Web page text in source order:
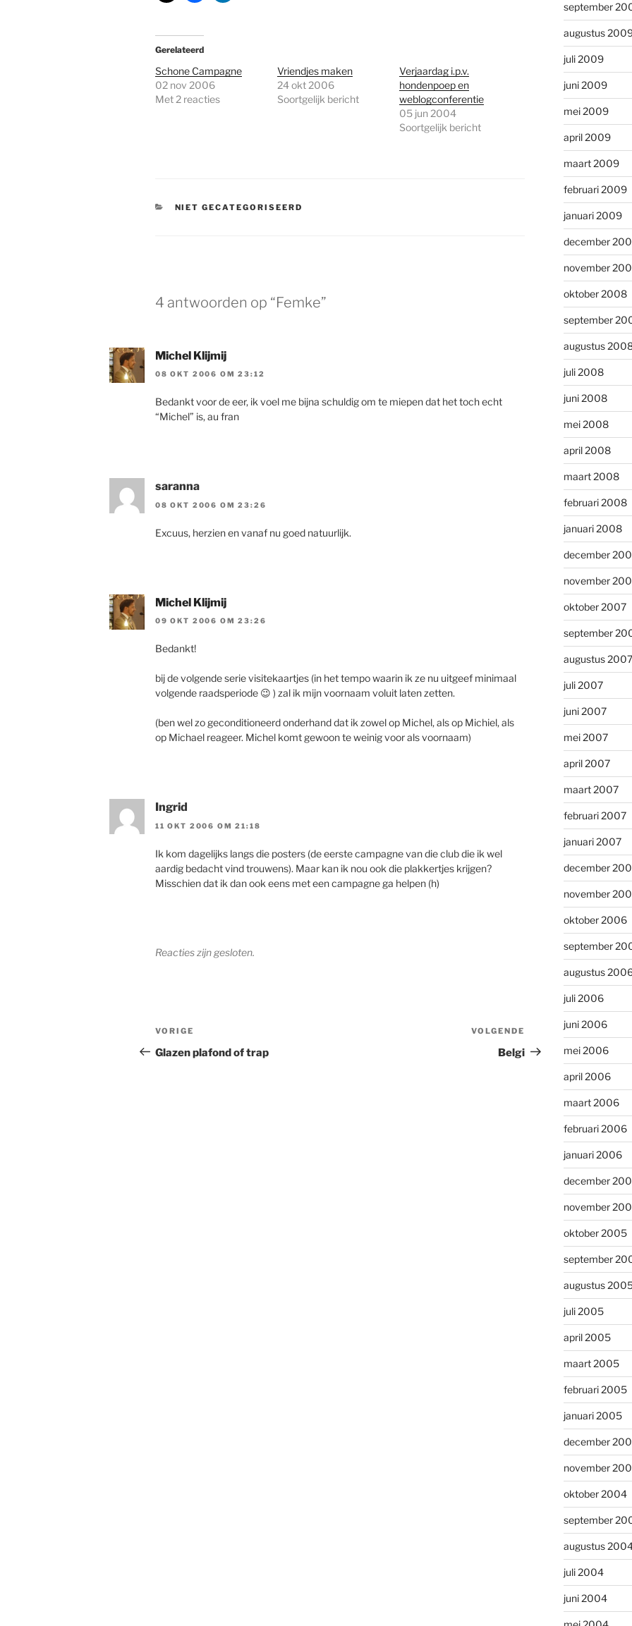
Gerelateerd
Schone Campagne
02 nov 2006
Met 2 reacties
Vriendjes maken
24 okt 2006
Soortgelijk bericht
Verjaardag i.p.v.
hondenpoep en
weblogconferentie
05 jun 2004
Soortgelijk bericht
CATEGORIEËN
NIET GECATEGORISEERD
4 antwoorden op “Femke”
Michel Klijmij
08 OKT 2006 OM 23:12
Bedankt voor de eer, ik voel me bijna schuldig om te miepen dat het toch echt
“Michel” is, au fran
saranna
08 OKT 2006 OM 23:26
Excuus, herzien en vanaf nu goed natuurlijk.
Michel Klijmij
09 OKT 2006 OM 23:26
Bedankt!
bij de volgende serie visitekaartjes (in het tempo waarin ik ze nu uitgeef minimaal
volgende raadsperiode 😉 ) zal ik mijn voornaam voluit laten zetten.
(ben wel zo geconditioneerd onderhand dat ik zowel op Michel, als op Michiel, als
op Michael reageer. Michel komt gewoon te weinig voor als voornaam)
Ingrid
11 OKT 2006 OM 21:18
Ik kom dagelijks langs die posters (de eerste campagne van die club die ik wel
aardig bedacht vind trouwens). Maar kan ik nou ook die plakkertjes krijgen?
Misschien dat ik dan ook eens met een campagne ga helpen (h)
Reacties zijn gesloten.
Bericht
navigatie
Vorig
bericht
VORIGE
Glazen plafond of trap
Volgend
bericht
VOLGENDE
Belgi
september
augustus
juli 2009
juni 2009
mei 2009
april 2009
maart 2009
februari 2009
januari 2009
december
november
oktober 2008
september
augustus
juli 2008
juni 2008
mei 2008
april 2008
maart 2008
februari 2008
januari 2008
december
november
oktober 2007
september
augustus 2007
juli 2007
juni 2007
mei 2007
april 2007
maart 2007
februari 2007
januari 2007
december
november
oktober 2006
september
augustus
juli 2006
juni 2006
mei 2006
april 2006
maart 2006
februari 2006
januari 2006
december
november
oktober 2005
september
augustus
juli 2005
april 2005
maart 2005
februari 2005
januari 2005
december
november
oktober 2004
september
augustus
juli 2004
juni 2004